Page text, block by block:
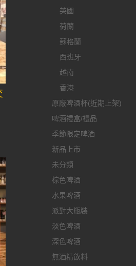
英國
荷蘭
蘇格蘭
西班牙
越南
香港
原廠啤酒杯(近期上架)
啤酒禮盒/禮品
季節限定啤酒
新品上市
未分類
棕色啤酒
水果啤酒
派對大瓶裝
淡色啤酒
深色啤酒
無酒精飲料